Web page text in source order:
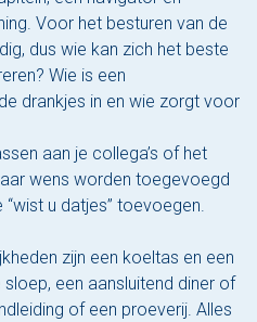
Voor het besturen van de
dus wie kan zich het beste
Wie is een
drankjes in en wie zorgt voor
aan je collega’s of het
wens worden toegevoegd
u datjes” toevoegen.
zijn een koeltas en een
een aansluitend diner of
of een proeverij. Alles